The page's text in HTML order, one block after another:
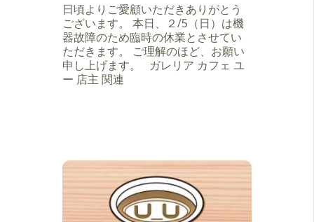
日頃よりご愛顧いただきありがとう
ございます。 本日、２/5（日）は機
器故障のため臨時の休業とさせてい
ただきます。 ご理解のほど、お願い
申し上げます。 ガレリア カフェ ユ
ー 店主 関連